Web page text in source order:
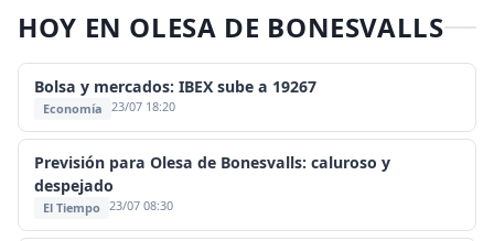
HOY EN OLESA DE BONESVALLS
Bolsa y mercados: IBEX sube a 19267
Economía 23/07 18:20
Previsión para Olesa de Bonesvalls: caluroso y
despejado
El Tiempo 23/07 08:30